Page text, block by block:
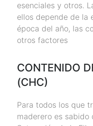
esenciales y otros.
ellos depende de la
época del año, las
otros factores
CONTENIDO
(CHC)
Para todos los que
maderero es sabido